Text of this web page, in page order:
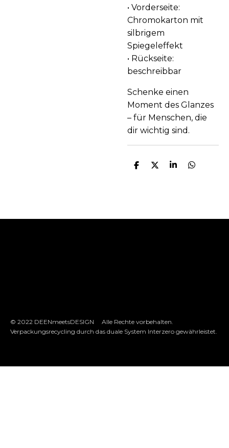
• Vorderseite:
Chromokarton mit
silbrigem
Spiegeleffekt
• Rückseite:
beschreibbar
Schenke einen
Moment des Glanzes
– für Menschen, die
dir wichtig sind.
T
T
T
T
© 2022 DEENmeetsDESIGN Alle Rechte vorbehalten.
Verpackungsrecycling durch das duale System Interzero gewährleistet.